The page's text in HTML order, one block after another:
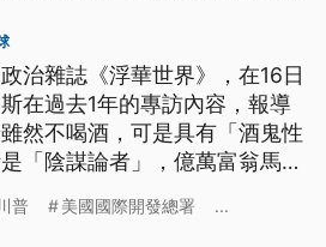
治雜誌《浮華世界》，在16日
在過去1年的專訪內容，報導
然不喝酒，可是具有「酒鬼性
「陰謀論者」，億萬富翁馬斯
川普 美國國際開發總署 ...